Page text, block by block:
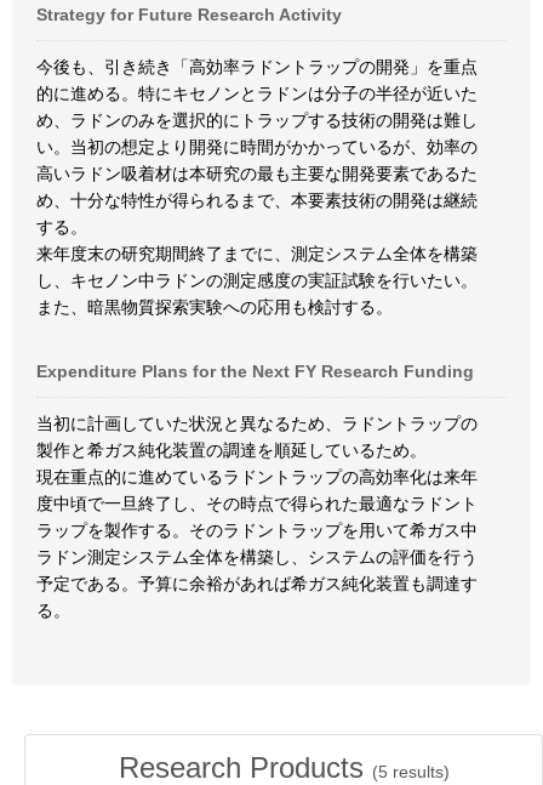
Strategy for Future Research Activity
今後も、引き続き「高効率ラドントラップの開発」を重点
的に進める。特にキセノンとラドンは分子の半径が近いた
め、ラドンのみを選択的にトラップする技術の開発は難し
い。当初の想定より開発に時間がかかっているが、効率の
高いラドン吸着材は本研究の最も主要な開発要素であるた
め、十分な特性が得られるまで、本要素技術の開発は継続
する。
来年度末の研究期間終了までに、測定システム全体を構築
し、キセノン中ラドンの測定感度の実証試験を行いたい。
また、暗黒物質探索実験への応用も検討する。
Expenditure Plans for the Next FY Research Funding
当初に計画していた状況と異なるため、ラドントラップの
製作と希ガス純化装置の調達を順延しているため。
現在重点的に進めているラドントラップの高効率化は来年
度中頃で一旦終了し、その時点で得られた最適なラドント
ラップを製作する。そのラドントラップを用いて希ガス中
ラドン測定システム全体を構築し、システムの評価を行う
予定である。予算に余裕があれば希ガス純化装置も調達す
る。
Research Products (5 results)